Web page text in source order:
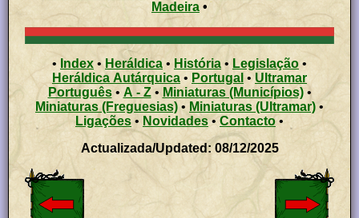
Madeira •
• Index • Heráldica • História • Legislação •
Heráldica Autárquica • Portugal •Ultramar
Português• A - Z• Miniaturas (Municípios)•
Miniaturas (Freguesias) • Miniaturas (Ultramar) •
Ligações • Novidades•Contacto•
Actualizada/Updated: 08/12/2025